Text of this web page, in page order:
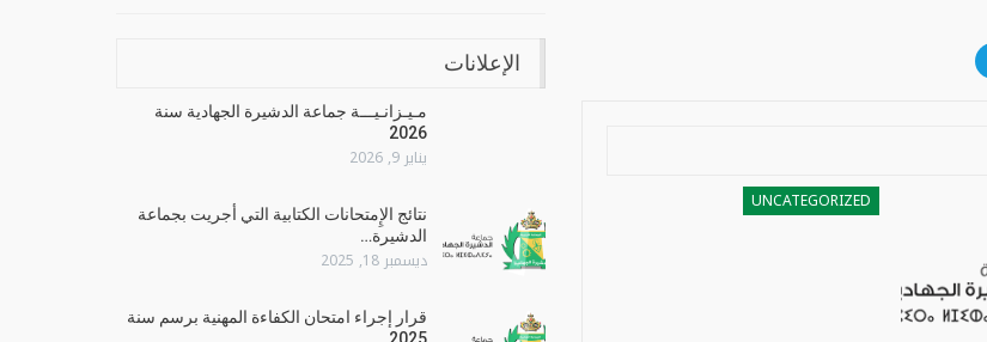
UNCATEGORIZED
الإعلانات
مـيـزانـيـــة جماعة الدشيرة الجهادية سنة
2026
يناير 9, 2026
نتائج الإِمتحانات الكتابية التي أجريت بجماعة
الدشيرة…
ديسمبر 18, 2025
قرار إجراء امتحان الكفاءة المهنية برسم سنة
2025